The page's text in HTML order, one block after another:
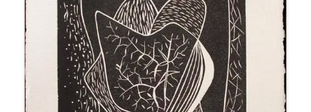
BIOGRAPHIE
CATALOGUE DES OEUVRES
TOME 1: PEINTURES ET RELIEFS
TOME 2 : GRAVURES